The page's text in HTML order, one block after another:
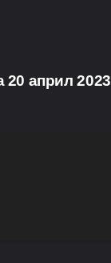
20 април 2023